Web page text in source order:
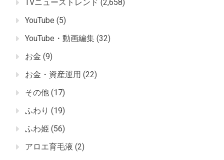
TVニューストレンド (2,658)
YouTube (5)
YouTube・動画編集 (32)
お金 (9)
お金・資産運用 (22)
その他 (17)
ふわり (19)
ふわ姫 (56)
アロエ育毛液 (2)